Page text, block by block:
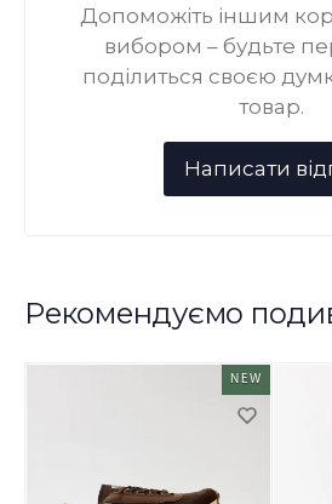
Допоможіть іншим
вибором – будьте
поділиться своєю
товар.
Рекомендуємо
NEW